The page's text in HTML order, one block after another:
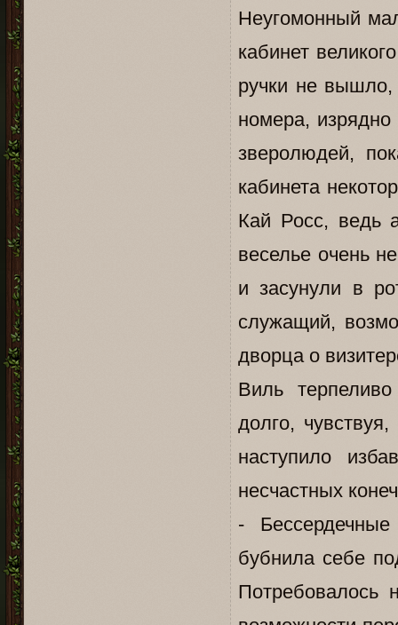
Неугомонный
кабинет
ручки не вышло,
номера, изрядно
зверолюдей,
кабинета
Кай Росс, ведь
веселье очень
и засунули в
служащий,
дворца о
Виль
долго,
наступило
несчастных
-
бубнила себе
Потребовалось